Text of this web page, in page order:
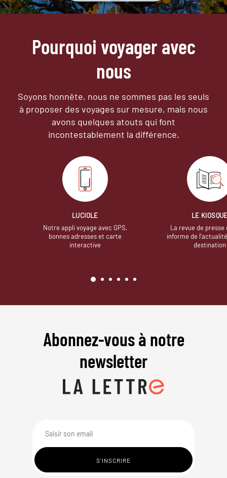
Pourquoi voyager avec
nous
Soyons honnête, nous ne sommes pas les seuls
à proposer des voyages sur mesure, mais nous
avons quelques atouts qui font
incontestablement la différence.
LUCIOLE
Notre appli voyage avec GPS,
bonnes adresses et carte
interactive
LE
La revue de presse
informe de
destination
Abonnez-vous à notre
newsletter